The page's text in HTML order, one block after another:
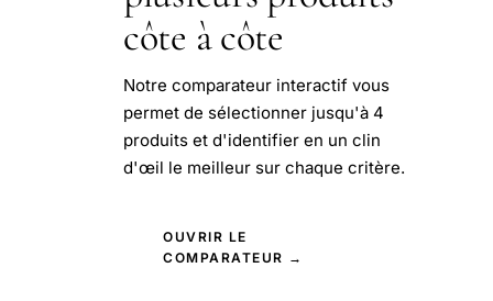
côte à côte
Notre comparateur interactif vous
permet de sélectionner jusqu'à 4
produits et d'identifier en un clin
d'œil le meilleur sur chaque critère.
OUVRIR LE
COMPARATEUR →